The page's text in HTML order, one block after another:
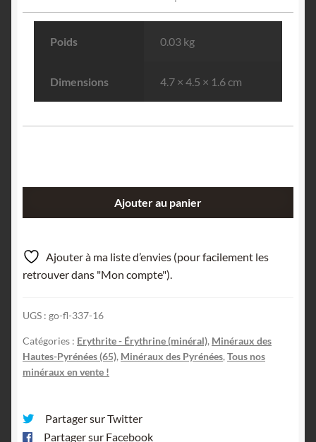
Poids 0.03 kg
Dimensions 4.7 × 4.5 × 1.6 cm
&
Riébeckite,
Beyrède-
Hautes-
Pyrénées.
Ajouter au panier
Ajouter à ma liste d’envies (pour facilement les
retrouver dans "Mon compte").
UGS : go-fl-337-16
Catégories : Erythrite - Érythrine (minéral), Minéraux des
Hautes-Pyrénées (65), Minéraux des Pyrénées, Tous nos
minéraux en vente !
Partager sur Twitter
Partager sur Facebook